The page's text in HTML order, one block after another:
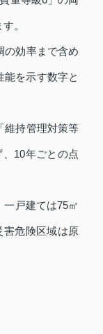
。
の効率まで含め
を示す数字と
維持管理対策等
10年ごとの点
一戸建ては75㎡
害危険区域は原